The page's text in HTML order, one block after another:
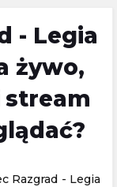
- Legia
żywo,
Razgrad - Legia